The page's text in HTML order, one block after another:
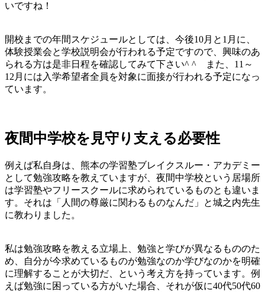
いですね！
開校までの年間スケジュールとしては、今後10月と1月に、
体験授業会と学校説明会が行われる予定ですので、興味のあ
られる方は是非日程を確認してみて下さい^ ^ また、11～
12月には入学希望者全員を対象に面接が行われる予定になっ
ています。
夜間中学校を見守り支える必要性
例えば私自身は、熊本の学習塾ブレイクスルー・アカデミー
として勉強攻略を教えていますが、夜間中学校という居場所
は学習塾やフリースクールに求められているものとも違いま
す。それは「人間の尊厳に関わるものなんだ」と城之内先生
に教わりました。
私は勉強攻略を教える立場上、勉強と学びが異なるもののた
め、自分が今求めているものが勉強なのか学びなのかを明確
に理解することが大切だ、という考え方を持っています。例
えば勉強に困っている方がいた場合、それが仮に40代50代60